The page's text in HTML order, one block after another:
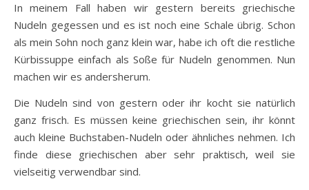
In meinem Fall haben wir gestern bereits griechische
Nudeln gegessen und es ist noch eine Schale übrig. Schon
als mein Sohn noch ganz klein war, habe ich oft die restliche
Kürbissuppe einfach als Soße für Nudeln genommen. Nun
machen wir es andersherum.
Die Nudeln sind von gestern oder ihr kocht sie natürlich
ganz frisch. Es müssen keine griechischen sein, ihr könnt
auch kleine Buchstaben-Nudeln oder ähnliches nehmen. Ich
finde diese griechischen aber sehr praktisch, weil sie
vielseitig verwendbar sind.